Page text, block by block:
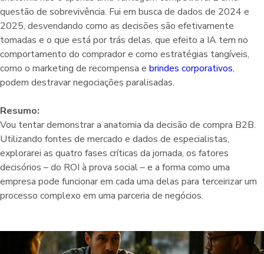
questão de sobrevivência. Fui em busca de dados de 2024 e
2025, desvendando como as decisões são efetivamente
tomadas e o que está por trás delas, que efeito a IA tem no
comportamento do comprador e como estratégias tangíveis,
como o marketing de recompensa e brindes corporativos,
podem destravar negociações paralisadas.
Resumo:
Vou tentar demonstrar a anatomia da decisão de compra B2B.
Utilizando fontes de mercado e dados de especialistas,
explorarei as quatro fases críticas da jornada, os fatores
decisórios – do ROI à prova social – e a forma como uma
empresa pode funcionar em cada uma delas para terceirizar um
processo complexo em uma parceria de negócios.